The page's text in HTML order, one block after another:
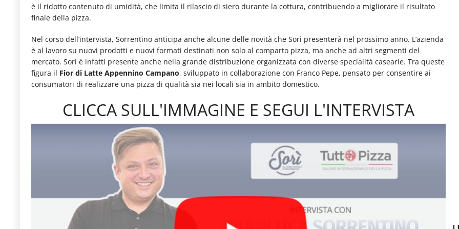
le
del
comparto
Horeca.
è il ridotto contenuto di umidità, che limita il rilascio di siero durante la cottura, contribuendo a migliorare il risultato
finale della pizza.
Nel corso dell’intervista, Sorrentino anticipa anche alcune delle novità che Sorì presenterà nel prossimo anno. L’azienda
è al lavoro su nuovi prodotti e nuovi formati destinati non solo al comparto pizza, ma anche ad altri segmenti del
mercato. Sorì è infatti presente anche nella grande distribuzione organizzata con diverse specialità casearie. Tra queste
figura il Fior di Latte Appennino Campano, sviluppato in collaborazione con Franco Pepe, pensato per consentire ai
consumatori di realizzare una pizza di qualità sia nei locali sia in ambito domestico.
CLICCA SULL'IMMAGINE E SEGUI L'INTERVISTA